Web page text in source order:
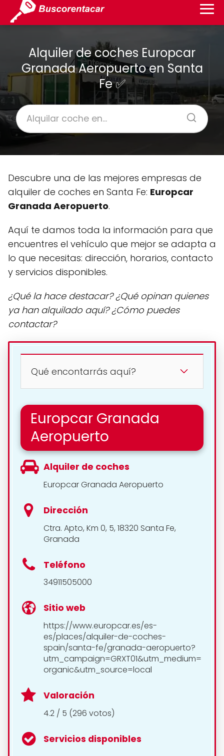
Alquiler de coches Europcar
Granada Aeropuerto en Santa
Fe ✅
Descubre una de las mejores empresas de
alquiler de coches en Santa Fe: Europcar
Granada Aeropuerto.
Aquí te damos toda la información para que
encuentres el vehículo que mejor se adapta a
lo que necesitas: dirección, horarios, contacto
y servicios disponibles.
¿Qué la hace destacar? ¿Qué opinan quienes
ya han alquilado aquí? ¿Cómo puedes
contactar?
Qué encontarrás aquí?
Europcar Granada
Aeropuerto
Alquiler de coches
Europcar Granada Aeropuerto
Dirección
Ctra. Apto, Km 0, 5, 18320 Santa Fe,
Granada
Teléfono
34911505000
Sitio web
https://www.europcar.es/es-
es/places/alquiler-de-coches-
spain/santa-fe/granada-aeropuerto?
utm_campaign=GRXT01&utm_medium=
organic&utm_source=local
Valoración
4.2 / 5 (296 votos)
Servicios disponibles